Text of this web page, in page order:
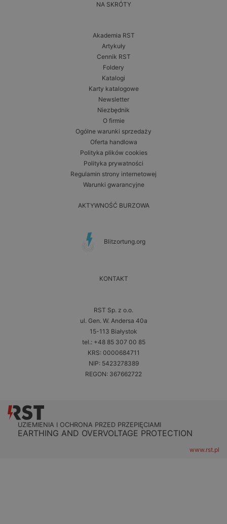
NA SKRÓTY
Akademia RST
Artykuły
Cennik RST
Foldery
Katalogi
Karty katalogowe
Newsletter
Niezbędnik
O firmie
Ogólne warunki sprzedaży
Oferta handlowa
Polityka plików cookies
Polityka prywatności
Regulamin strony internetowej
Warunki gwarancyjne
AKTYWNOŚĆ BURZOWA
Blitzortung.org
KONTAKT
RST Sp. z o.o.
ul. Gen. W. Andersa 40a
15-113 Białystok
tel.: +48 85 307 00 85
KRS: 0000684711
NIP: 5423278389
REGON: 367662722
UZIEMIENIA I OCHRONA PRZED PRZEPIĘCIAMI
EARTHING AND OVERVOLTAGE PROTECTION
www.rst.pl